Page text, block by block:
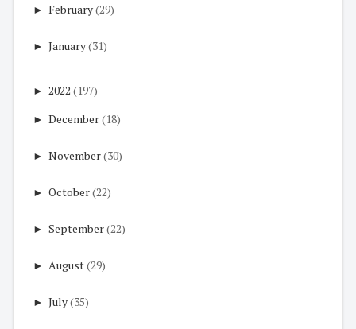
► February(29)
► January(31)
► 2022 (197)
► December(18)
► November(30)
► October(22)
► September(22)
► August(29)
► July(35)